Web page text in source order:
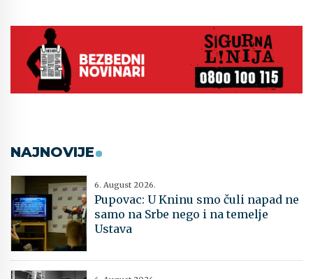
NAJNOVIJE
6. August 2026.
Pupovac: U Kninu smo čuli napad ne
samo na Srbe nego i na temelje
Ustava